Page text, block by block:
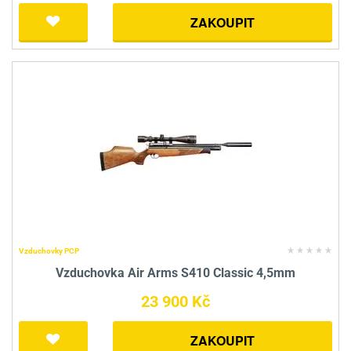
ZAKOUPIT
Vzduchovky PCP
Vzduchovka Air Arms S410 Classic 4,5mm
23 900 Kč
ZAKOUPIT